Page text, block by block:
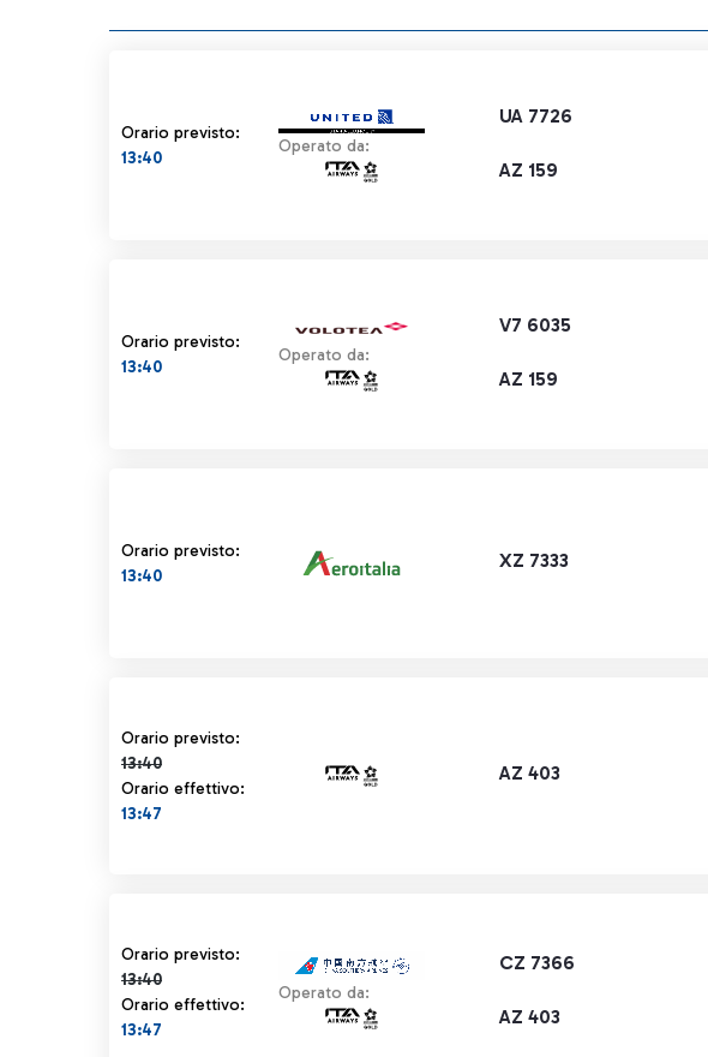
Orario previsto:
13:40
UA 7726
Operato da:
AZ 159
Orario previsto:
13:40
V7 6035
Operato da:
AZ 159
Orario previsto:
13:40
XZ 7333
Orario previsto:
13:40
Orario previsto 13:40 barrato
Orario effettivo:
13:47
AZ 403
Orario previsto:
13:40
Orario previsto 13:40 barrato
Orario effettivo:
13:47
CZ 7366
Operato da:
AZ 403